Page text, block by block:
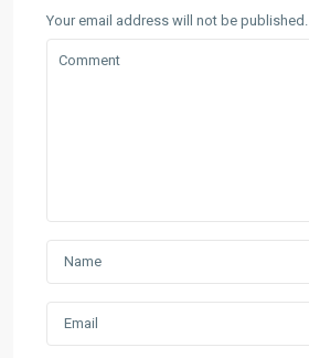
Your email address will not be published.